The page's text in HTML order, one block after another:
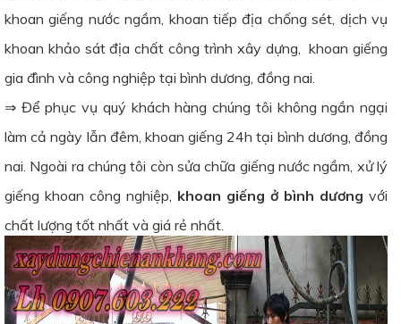
khoan giếng nước ngầm, khoan tiếp địa chống sét, dịch vụ
khoan khảo sát địa chất công trình xây dựng, khoan giếng
gia đình và công nghiệp tại bình dương, đồng nai.
⇒ Để phục vụ quý khách hàng chúng tôi không ngần ngại
làm cả ngày lẫn đêm, khoan giếng 24h tại bình dương, đồng
nai. Ngoài ra chúng tôi còn sửa chữa giếng nước ngầm, xử lý
giếng khoan công nghiệp, khoan giếng ở bình dương với
chất lượng tốt nhất và giá rẻ nhất.